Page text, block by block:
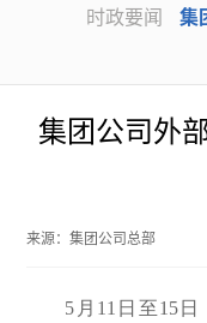
时政要闻 集
集团公司外
来源：集团公司总部
5月11日至15